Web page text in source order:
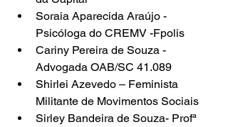
Soraia Aparecida Araújo -
Psicóloga do CREMV -Fpolis
Cariny Pereira de Souza -
Advogada OAB/SC 41.089
Shirlei Azevedo – Feminista
Militante de Movimentos Sociais
Sirley Bandeira de Souza- Profª